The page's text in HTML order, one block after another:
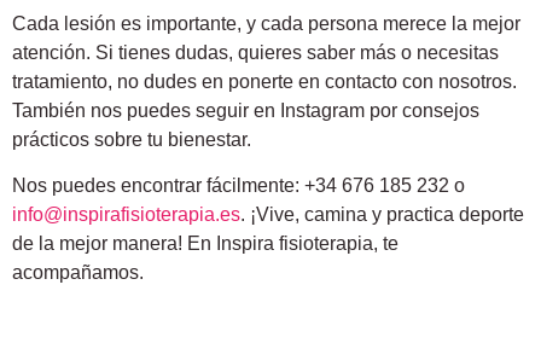
Cada lesión es importante, y cada persona merece la mejor
atención. Si tienes dudas, quieres saber más o necesitas
tratamiento, no dudes en ponerte en contacto con nosotros.
También nos puedes seguir en Instagram por consejos
prácticos sobre tu bienestar.
Nos puedes encontrar fácilmente: +34 676 185 232 o
info@inspirafisioterapia.es. ¡Vive, camina y practica deporte
de la mejor manera! En Inspira fisioterapia, te
acompañamos.